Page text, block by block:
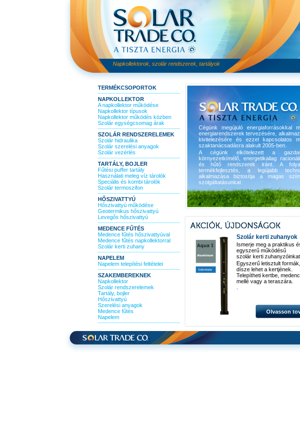
Napkollektorok, szolár rendszerek, tartályok
TERMÉKCSOPORTOK
NAPKOLLEKTOR
A napkollektor működése
Napkollektor típusok
Napkollektor működés közben
Szolár egységcsomag árak
SZOLÁR RENDSZERELEMEK
Szolár hidraulika
Szolár szerelési anyagok
Szolár vezérlés
TARTÁLY, BOJLER
Fűtési puffer tartály
Használati meleg víz tárolók
Speciális és kombi tárolók
Szolár termoszifon
HŐSZIVATTYÚ
Hőszivattyú működése
Geotermikus hőszivattyú
Levegős hőszivattyú
MEDENCE FŰTÉS
Medence fűtés hőszivattyúval
Medence fűtés napkollektorral
Szolár kerti zuhany
NAPELEM
Napelem telepítési feltételei
SZAKEMBEREKNEK
Napkollektor
Szolár rendszerelemek
Tartály, bojler
Hőszivattyú
Szerelési anyagok
Medence fűtés
Napelem
Cégünk megújuló energiaforrásokkal
energiarendszerek tervezésére,
kivitelezésére és ezzel kapcsolatos
szaktanácsadásra alakult 2005-ben.
A cégünk elkötelezett a
környezetkímélő, energetikailag
és hűtő rendszerek iránt. A
termékfejlesztés, a legújabb
alkalmazása biztosítja a magas
szolgáltatásunkat.
Szolár kerti zuhanyok
Ismerje meg a praktikus
egyszerű működésű
szolár kerti zuhanyzóinkat.
Egyszerű letisztult formák,
dísze lehet a kertjének.
Telepítheti kertbe,
mellé vagy a teraszára.
Olvasson